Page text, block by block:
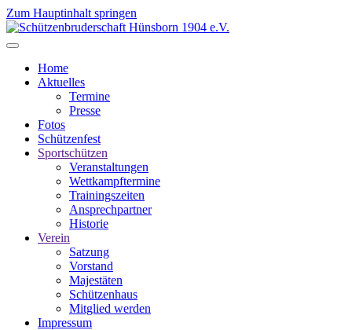
Zum Hauptinhalt springen
Home
Aktuelles
Termine
Presse
Fotos
Schützenfest
Sportschützen
Veranstaltungen
Wettkampftermine
Trainingszeiten
Ansprechpartner
Historie
Verein
Satzung
Vorstand
Majestäten
Schützenhaus
Mitglied werden
Impressum